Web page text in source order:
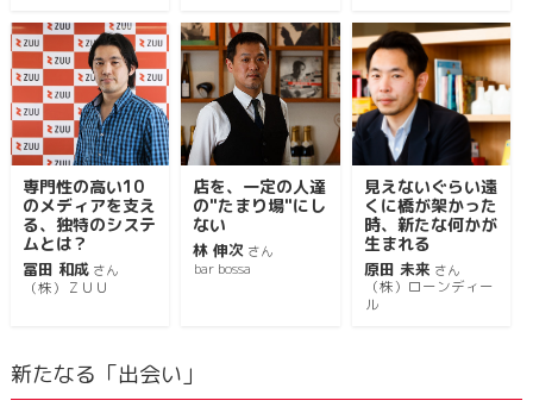
専門性の高い10
のメディアを支え
る、独特のシステ
ムとは？
冨田 和成 さん
（株）ＺＵＵ
店を、一定の人達
の"たまり場"にし
ない
林 伸次 さん
bar bossa
見えないぐらい遠
くに橋が架かった
時、新たな何かが
生まれる
原田 未来 さん
（株）ローンディー
ル
新たなる「出会い」